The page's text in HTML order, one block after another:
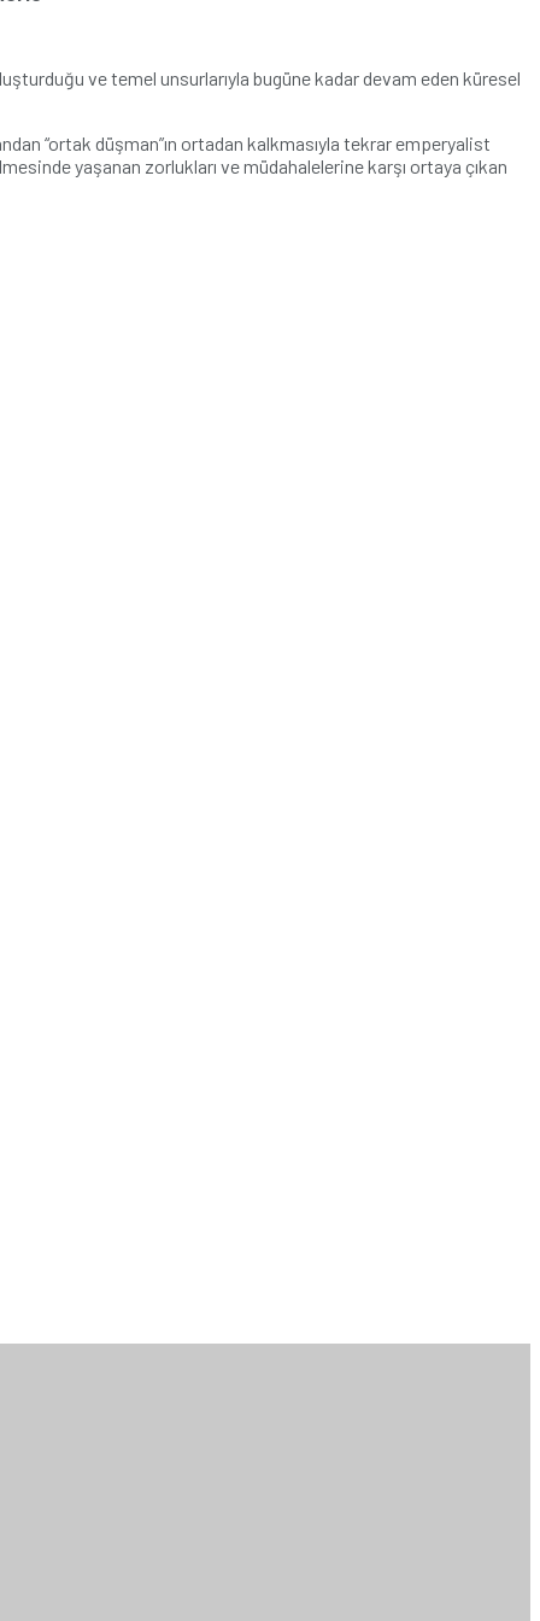
ve temel unsurlarıyla bugüne kadar devam eden küresel
“ortak düşman”ın ortadan kalkmasıyla tekrar emperyalist
yaşanan zorlukları ve müdahalelerine karşı ortaya çıkan